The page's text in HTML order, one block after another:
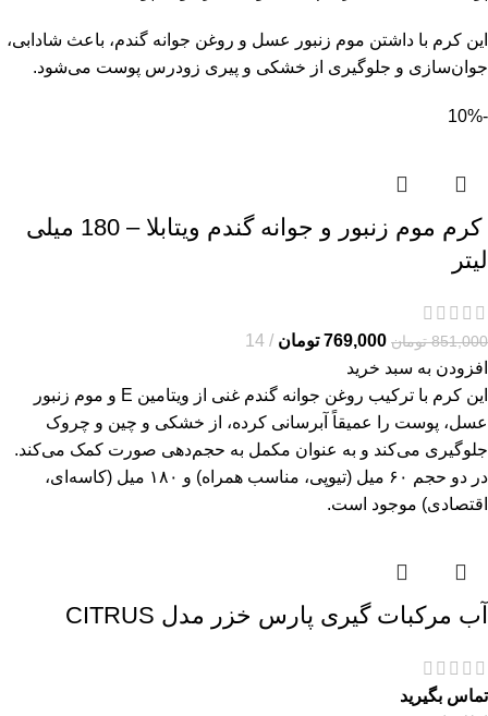
این کرم با داشتن موم زنبور عسل و روغن جوانه گندم، باعث شادابی،
جوان‌سازی و جلوگیری از خشکی و پیری زودرس پوست می‌شود.
-10%
کرم موم زنبور و جوانه گندم ویتابلا – 180 میلی
لیتر
851,000 تومان 769,000 تومان
14
افزودن به سبد خرید
این کرم با ترکیب روغن جوانه گندم غنی از ویتامین E و موم زنبور
عسل، پوست را عمیقاً آبرسانی کرده، از خشکی و چین و چروک
جلوگیری می‌کند و به عنوان مکمل به حجم‌دهی صورت کمک می‌کند.
در دو حجم ۶۰ میل (تیوپی، مناسب همراه) و ۱۸۰ میل (کاسه‌ای،
اقتصادی) موجود است.
آب مرکبات گیری پارس خزر مدل CITRUS
تماس بگیرید